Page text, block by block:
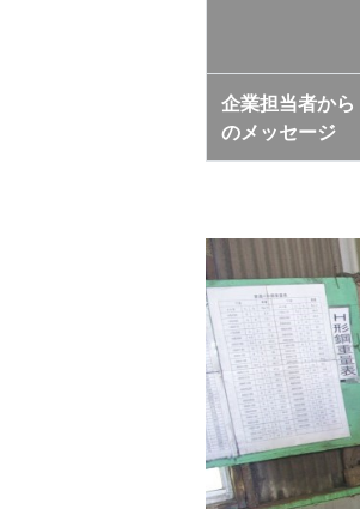
企業担当者から
のメッセージ